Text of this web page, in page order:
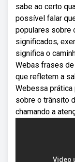
sabe ao certo
possível falar
populares sobre
significados,
significa o
Webas frases
que refletem a
Webessa
sobre o trânsito
chamando a